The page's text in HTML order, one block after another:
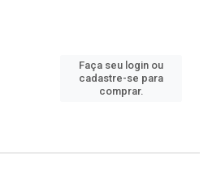
Faça seu login ou
cadastre-se para
comprar.